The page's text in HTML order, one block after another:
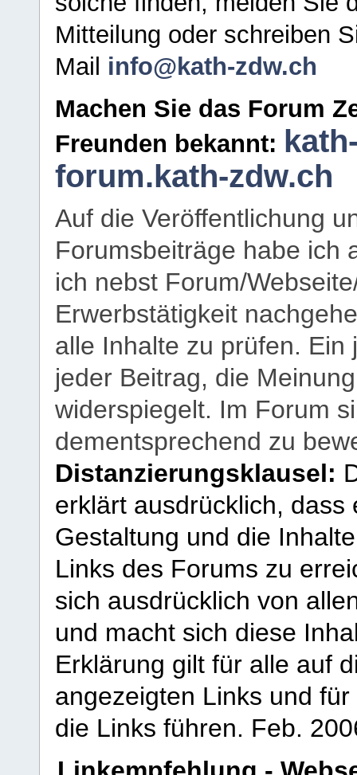
Mitteilung oder schreiben
Mail info@kath-zdw.ch
Machen Sie das Forum
Freunden bekannt:
forum.kath-zdw.ch
Auf die Veröffentlichung
Forumsbeiträge habe ich
ich nebst Forum/
Erwerbstätigkeit
alle Inhalte zu prüfen.
jeder Beitrag, die
widerspiegelt. Im Forum
dementsprechend zu
Distanzierungsklausel:
erklärt ausdrücklich,
Gestaltung und die
Links des Forums zu
sich ausdrücklich von
und macht sich diese
Erklärung gilt für alle auf
angezeigten Links und
die Links führen. Feb.